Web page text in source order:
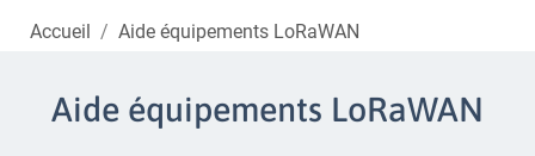
Accueil Aide équipements LoRaWAN
Aide équipements LoRaWAN